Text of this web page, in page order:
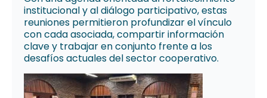
institucional y al diálogo participativo, estas
reuniones permitieron profundizar el vínculo
con cada asociada, compartir información
clave y trabajar en conjunto frente a los
desafíos actuales del sector cooperativo.